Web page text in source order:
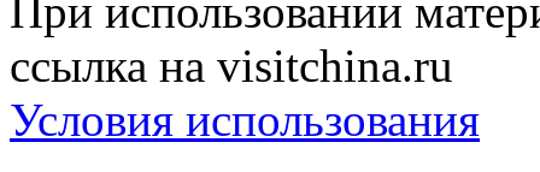
При использовании
ссылка на visitchina.ru
Условия использования